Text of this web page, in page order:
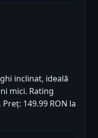
inclinat, ideală
mici. Rating
149.99 RON la